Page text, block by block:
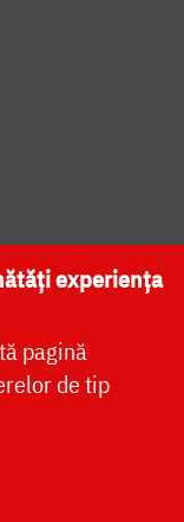
NAȚIONALĂ
MEDIA
experiența
pagină
de tip